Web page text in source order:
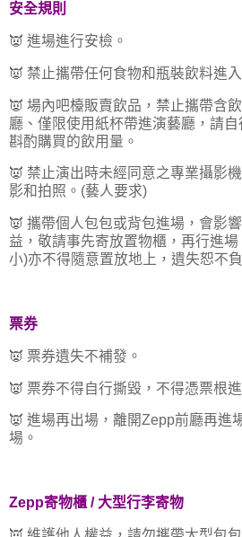
安全規則
👿 進場進行安檢。
👿 禁止攜帶任何食物和瓶裝飲料進
👿 場內吧檯販賣飲品，禁止攜帶含
廳、僅限使用紙杯帶進演藝廳，請
斟酌購買的飲用量。
👿 禁止演出時未經同意之專業攝影
影和拍照。(藝人要求)
👿 攜帶個人包包或背包進場，會影
益，敬請事先寄放置物櫃，再行進
小)亦不得隨意置放地上，遺失恕不負
票券
👿 票券遺失不補發。
👿 票券不得自行撕毀，不得憑票根進
👿 進場再出場，離開Zepp前廳再進
場。
Zepp寄物櫃 / 大型行李寄物